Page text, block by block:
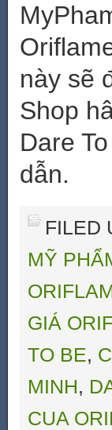
này sẽ
Shop
Dare
dẫn.
FILED
MỸ
GIÁ
TO BE,
MINH,
CUA